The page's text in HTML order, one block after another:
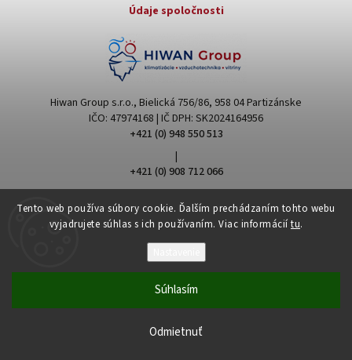
Tento web používa súbory cookie. Ďalším prechádzaním tohto webu
vyjadrujete súhlas s ich používaním. Viac informácií tu.
Odmietnuť
Súhlasím
Údaje spoločnosti
Hiwan Group s.r.o., Bielická 756/86, 958 04 Partizánske
IČO: 47974168 | IČ DPH: SK2024164956
+421 (0) 948 550 513
|
+421 (0) 908 712 066
hiwangroup@hiwangroup.com
Copyright 2026Hiwan Group. Všetky práva vyhradené.
Shoptet| Design